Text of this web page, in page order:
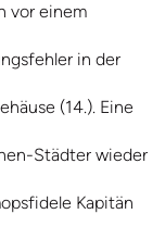
vor einem
in der
(14.). Eine
Städter wieder
Kapitän